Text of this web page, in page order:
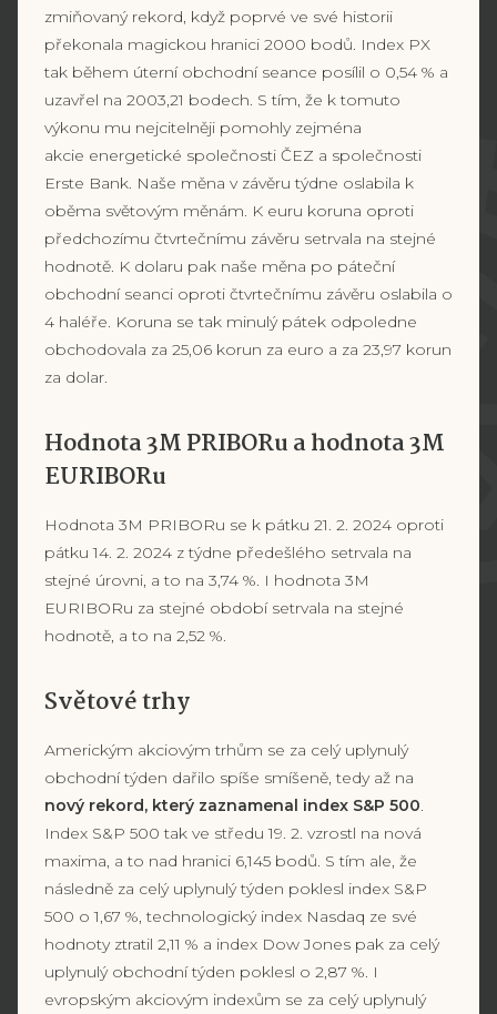
zmiňovaný rekord, když poprvé ve své historii
překonala magickou hranici 2000 bodů. Index PX
tak během úterní obchodní seance posílil o 0,54 % a
uzavřel na 2003,21 bodech. S tím, že k tomuto
výkonu mu nejcitelněji pomohly zejména
akcie energetické společnosti ČEZ a společnosti
Erste Bank. Naše měna v závěru týdne oslabila k
oběma světovým měnám. K euru koruna oproti
předchozímu čtvrtečnímu závěru setrvala na stejné
hodnotě. K dolaru pak naše měna po páteční
obchodní seanci oproti čtvrtečnímu závěru oslabila o
4 haléře. Koruna se tak minulý pátek odpoledne
obchodovala za 25,06 korun za euro a za 23,97 korun
za dolar.
Hodnota 3M PRIBORu a hodnota 3M
EURIBORu
Hodnota 3M PRIBORu se k pátku 21. 2. 2024 oproti
pátku 14. 2. 2024 z týdne předešlého setrvala na
stejné úrovni, a to na 3,74 %. I hodnota 3M
EURIBORu za stejné období setrvala na stejné
hodnotě, a to na 2,52 %.
Světové trhy
Americkým akciovým trhům se za celý uplynulý
obchodní týden dařilo spíše smíšeně, tedy až na
nový rekord, který zaznamenal index S&P 500.
Index S&P 500 tak ve středu 19. 2. vzrostl na nová
maxima, a to nad hranici 6,145 bodů. S tím ale, že
následně za celý uplynulý týden poklesl index S&P
500 o 1,67 %, technologický index Nasdaq ze své
hodnoty ztratil 2,11 % a index Dow Jones pak za celý
uplynulý obchodní týden poklesl o 2,87 %. I
evropským akciovým indexům se za celý uplynulý